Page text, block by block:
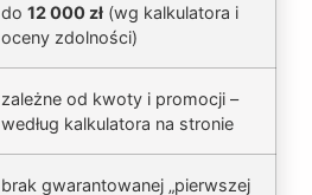
do 12 000 zł (wg kalkulatora i
oceny zdolności)
zależne od kwoty i promocji –
według kalkulatora na stronie
brak gwarantowanej „pierwszej